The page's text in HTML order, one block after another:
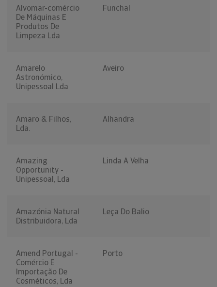
Alvomar-comércio
De Máquinas E
Produtos De
Limpeza Lda
Funchal
Amarelo
Astronómico,
Unipessoal Lda
Aveiro
Amaro & Filhos,
Lda.
Alhandra
Amazing
Opportunity -
Unipessoal, Lda
Linda A Velha
Amazónia Natural
Distribuidora, Lda
Leça Do Balio
Amend Portugal -
Comércio E
Importação De
Cosméticos, Lda
Porto